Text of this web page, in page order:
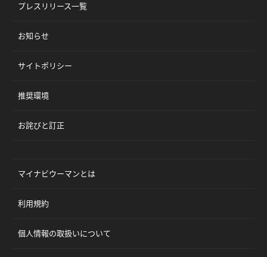
プレスリリース一覧
お知らせ
サイトポリシー
推奨環境
お詫びと訂正
マイナビウーマンとは
利用規約
個人情報の取扱いについて